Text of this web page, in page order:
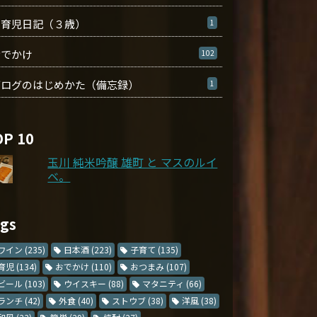
日記（３歳） 1
かけ 102
グのはじめかた（備忘録） 1
10
玉川 純米吟醸 雄町 と マスのルイ
ベ。
イン (235) 日本酒 (223) 子育て (135)
児 (134) おでかけ (110) おつまみ (107)
ール (103) ウイスキー (88) マタニティ (66)
ンチ (42) 外食 (40) ストウブ (38) 洋風 (38)